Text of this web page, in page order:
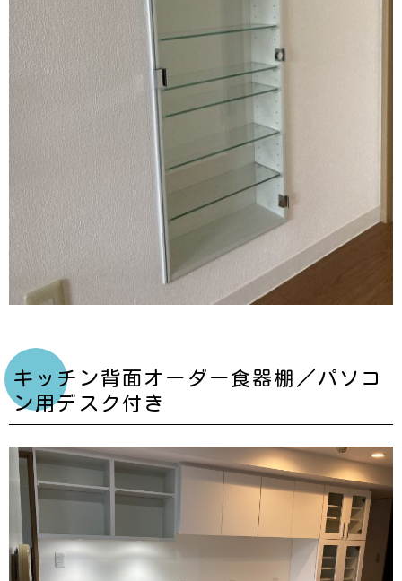
キッチン背面オーダー食器棚／パソコ
ン用デスク付き